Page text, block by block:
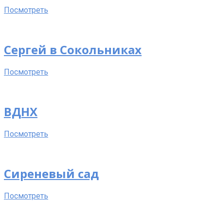
Посмотреть
Сергей в Сокольниках
Посмотреть
ВДНХ
Посмотреть
Сиреневый сад
Посмотреть